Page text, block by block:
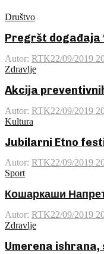
Društvo
Pregršt događaja
Autor: RTK22/09/2019
Zdravlje
Akcija
Autor: RTK22/09/2019
Kultura
Jubilarni Etno
Autor: RTK22/09/2019
Sport
Кошаркаши
Autor: RTK22/09/2019
Zdravlje
Umerena